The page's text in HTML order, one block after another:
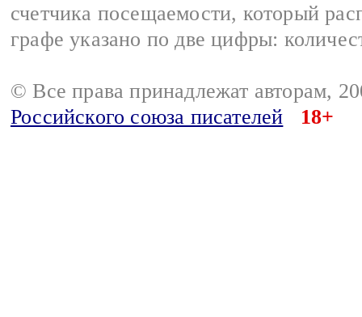
счетчика посещаемости, который
графе указано по две цифры:
© Все права принадлежат авторам,
Российского союза писателей
18+